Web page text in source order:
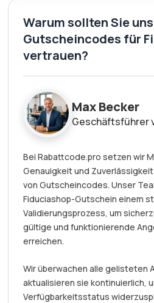
Warum sollten Sie
Gutscheincodes für
vertrauen?
Max Becker
Geschäftsführer
Bei Rabattcode.pro setzen wir
Genauigkeit und
von Gutscheincodes. Unser
Fiduciashop-Gutschein einem
Validierungsprozess, um
gültige und funktionierende
erreichen.
Wir überwachen alle gelisteten
aktualisieren sie kontinuierlich,
Verfügbarkeitsstatus